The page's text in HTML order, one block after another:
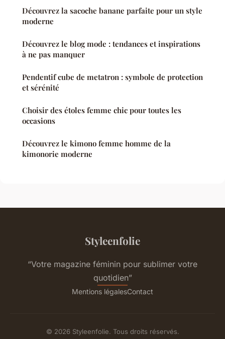
Découvrez la sacoche banane parfaite pour un style
moderne
Découvrez le blog mode : tendances et inspirations
à ne pas manquer
Pendentif cube de metatron : symbole de protection
et sérénité
Choisir des étoles femme chic pour toutes les
occasions
Découvrez le kimono femme homme de la
kimonorie moderne
Styleenfolie
“Votre magazine féminin pour sublimer votre
quotidien”
Mentions légalesContact
© 2026 Styleenfolie. Tous droits réservés.